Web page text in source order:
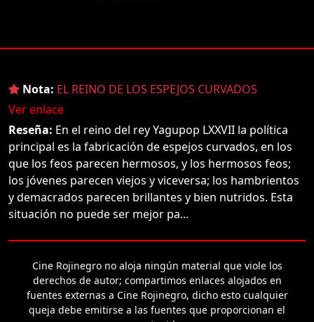
Nota: EL REINO DE LOS ESPEJOS CURVADOS
Ver enlace
Reseña: En el reino del rey Yagupop LXXVII la política
principal es la fabricación de espejos curvados, en los
que los feos parecen hermosos, y los hermosos feos;
los jóvenes parecen viejos y viceversa; los hambrientos
y demacrados parecen brillantes y bien nutridos. Esta
situación no puede ser mejor pa...
Cine Rojinegro no aloja ningún material que viole los
derechos de autor; compartimos enlaces alojados en
fuentes externas a Cine Rojinegro, dicho esto cualquier
queja debe emitirse a las fuentes que proporcionan el